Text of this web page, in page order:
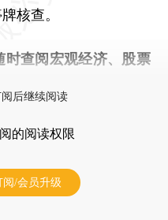
核查。
时查阅宏观经济、股票
后继续阅读
的阅读权限
阅/会员升级